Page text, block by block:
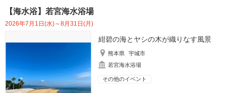
【海水浴】若宮海水浴場
2026年7月1日(水)～8月31日(月)
紺碧の海とヤシの木が織りなす風景
熊本県
宇城市
若宮海水浴場
その他のイベント